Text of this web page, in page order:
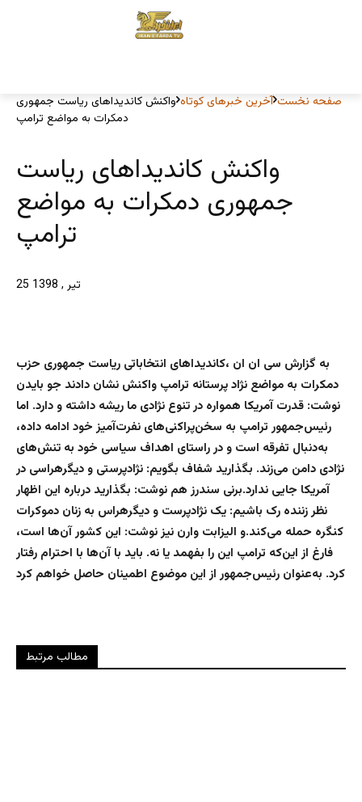
صفحه نخست آخرین خبرهای کوتاه واکنش کاندیداهای ریاست جمهوری
دمکرات به مواضع ترامپ
واکنش کاندیداهای ریاست
جمهوری دمکرات به مواضع
ترامپ
25 تیر , 1398
به گزارش سی ان ان ،کاندیداهای انتخاباتی ریاست جمهوری حزب
دمکرات به مواضع نژاد پرستانه ترامپ واکنش نشان دادند جو بایدن
نوشت: قدرت آمریکا همواره در تنوع نژادی ما ریشه داشته و دارد. اما
رئیس‌جمهور ترامپ به سخن‌پراکنی‌های نفرت‌آمیز خود ادامه داده،
به‌دنبال تفرقه است و در راستای اهداف سیاسی خود به تنش‌های
نژادی دامن می‌زند. بگذارید شفاف بگویم: نژادپرستی و دیگرهراسی در
آمریکا جایی ندارد.برنی سندرز هم نوشت: بگذارید درباره این اظهار
نظر زننده رک باشیم: یک نژادپرست و دیگرهراس به زنان دموکرات
کنگره حمله می‌کند.و الیزابت وارن نیز نوشت: این کشور آن‌ها است،
فارغ از این‌که ترامپ این را بفهمد یا نه. باید با آن‌ها با احترام رفتار
کرد. به‌عنوان رئیس‌جمهور از این موضوع اطمینان حاصل خواهم کرد
مطالب مرتبط